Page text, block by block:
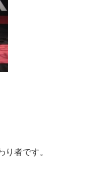
者です。